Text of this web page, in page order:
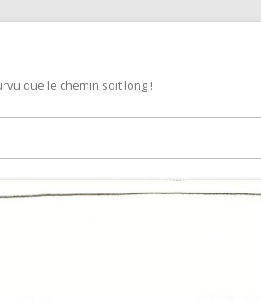
que le chemin soit long !